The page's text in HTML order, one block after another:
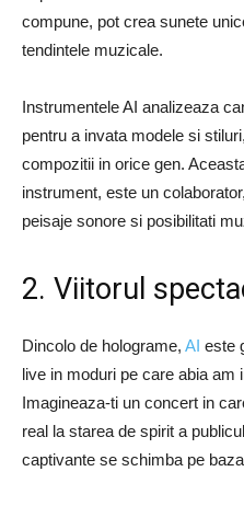
compune, pot crea sunete
tendintele muzicale.
Instrumentele AI analizeaza
pentru a invata modele si
compozitii in orice gen.
instrument, este un
peisaje sonore si posibilitati
2. Viitorul
Dincolo de holograme, AI este
live in moduri pe care abia am
Imagineaza-ti un concert in
real la starea de spirit a
captivante se schimba pe